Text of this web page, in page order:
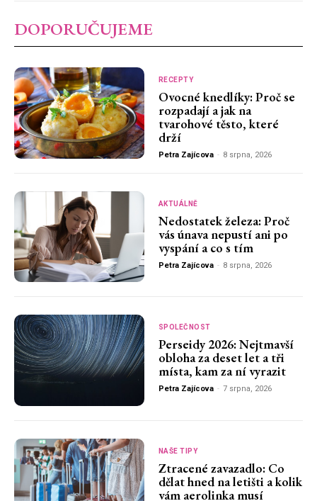
DOPORUČUJEME
RECEPTY
Ovocné knedlíky: Proč se
rozpadají a jak na
tvarohové těsto, které
drží
Petra Zajícova - 8 srpna, 2026
AKTUÁLNĚ
Nedostatek železa: Proč
vás únava nepustí ani po
vyspání a co s tím
Petra Zajícova - 8 srpna, 2026
SPOLEČNOST
Perseidy 2026: Nejtmavší
obloha za deset let a tři
místa, kam za ní vyrazit
Petra Zajícova - 7 srpna, 2026
NAŠE TIPY
Ztracené zavazadlo: Co
dělat hned na letišti a kolik
vám aerolinka musí